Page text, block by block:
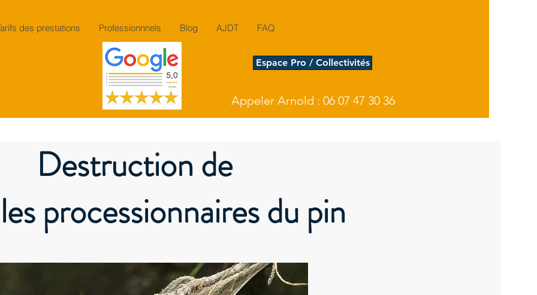
des prestations Professionnnels Blog AJDT FAQ
Espace Pro / Collectivités
Appeler Arnold : 06 07 47 30 36
Destruction de
processionnaires du pin